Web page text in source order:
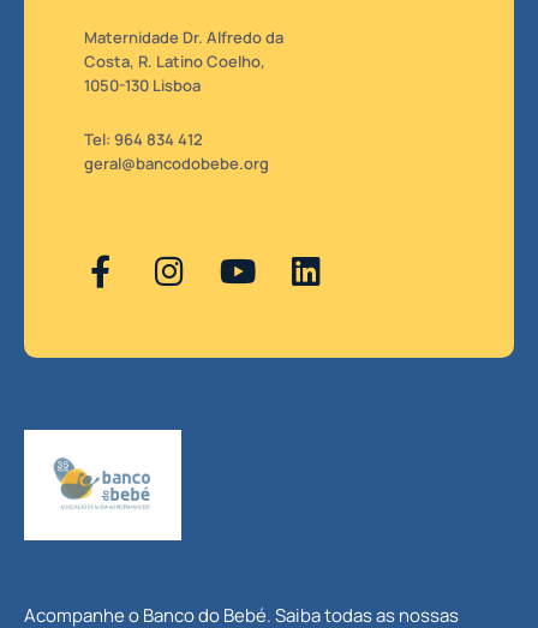
Acompanhe o Banco do Bebé. Saiba todas as nossas
Maternidade Dr. Alfredo da
Costa, R. Latino Coelho,
1050-130 Lisboa
Tel: 964 834 412
geral@bancodobebe.org